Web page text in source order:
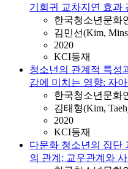
기회귀 교차지연 효과
한국청소년문화
김민선(Kim,
2020
KCI등재
청소년의 관계적 특성
감에 미치는 영향: 자
한국청소년문화
김태형(Kim,
2020
KCI등재
다문화 청소년의 집단
의 관계: 교우관계와